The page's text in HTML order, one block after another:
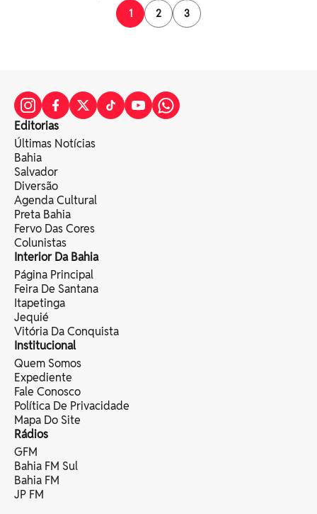
1
2 3
Editorias
Últimas Notícias
Bahia
Salvador
Diversão
Agenda Cultural
Preta Bahia
Fervo Das Cores
Colunistas
Interior Da Bahia
Página Principal
Feira De Santana
Itapetinga
Jequié
Vitória Da Conquista
Institucional
Quem Somos
Expediente
Fale Conosco
Política De Privacidade
Mapa Do Site
Rádios
GFM
Bahia FM Sul
Bahia FM
JP FM